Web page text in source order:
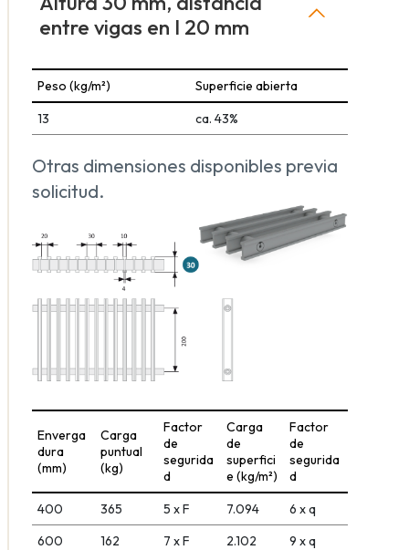
entre vigas en I 20 mm
Peso (kg/m²)
Superficie abierta
13
ca. 43%
Otras dimensiones disponibles previa
solicitud.
Enverga
dura
(mm)
Carga
puntual
(kg)
Factor
de
segurida
d
Carga
de
superfici
e (kg/m²)
Factor
de
segurida
d
400
365 5 x F 7.094
6 x q
600
162 7 x F 2.102
9 x q